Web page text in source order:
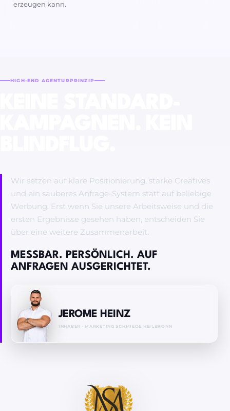
erzeugen kann.
HIGH-END AGENTURPRINZIP
Wir setzen auf klare Positionierung, starke Creatives
und ein sauberes Anfrage-System statt auf beliebige
Werbung. Erst wenn Sie unsere Arbeitsweise und die
ersten Ergebnisse gesehen haben, entscheiden Sie
über eine weitere Zusammenarbeit.
MESSBAR. PERSÖNLICH. AUF
ANFRAGEN AUSGERICHTET.
JEROME HEINZ
INHABER · MARKETING SCHMIEDE HEILBRONN